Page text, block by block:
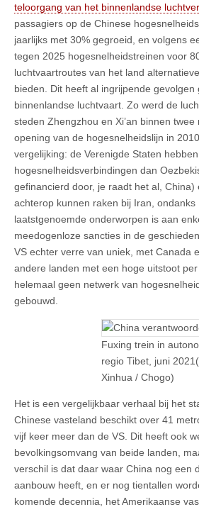
teloorgang van het binnenlandse
passagiers op de Chinese
jaarlijks met 30% gegroeid, en volgens
tegen 2025 hogesnelheidstreinen voor
luchtvaartroutes van het land
bieden. Dit heeft al ingrijpende gevolgen
binnenlandse luchtvaart. Zo werd de
steden Zhengzhou en Xi’an binnen twee
opening van de hogesnelheidslijn in
vergelijking: de Verenigde Staten
hogesnelheidsverbindingen dan
gefinancierd door, je raadt het al, China)
achterop kunnen raken bij Iran, ondanks
laatstgenoemde onderworpen is aan
meedogenloze sancties in de
VS echter verre van uniek, met Canada
andere landen met een hoge uitstoot
helemaal geen netwerk van
gebouwd.
Fuxing trein in
regio Tibet, juni
Xinhua / Chogo)
Het is een vergelijkbaar verhaal bij het
Chinese vasteland beschikt over 41
vijf keer meer dan de VS. Dit heeft ook
bevolkingsomvang van beide landen,
verschil is dat daar waar China nog een
aanbouw heeft, en er nog tientallen
komende decennia, het Amerikaanse